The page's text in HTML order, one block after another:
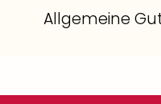
Allgemeine